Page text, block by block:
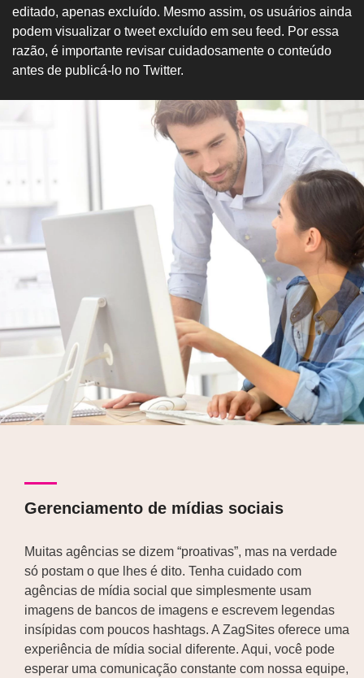
editado, apenas excluído. Mesmo assim, os usuários ainda
podem visualizar o tweet excluído em seu feed. Por essa
razão, é importante revisar cuidadosamente o conteúdo
antes de publicá-lo no Twitter.
Gerenciamento de mídias sociais
Muitas agências se dizem “proativas”, mas na verdade
só postam o que lhes é dito. Tenha cuidado com
agências de mídia social que simplesmente usam
imagens de bancos de imagens e escrevem legendas
insípidas com poucos hashtags. A ZagSites oferece uma
experiência de mídia social diferente. Aqui, você pode
esperar uma comunicação constante com nossa equipe,